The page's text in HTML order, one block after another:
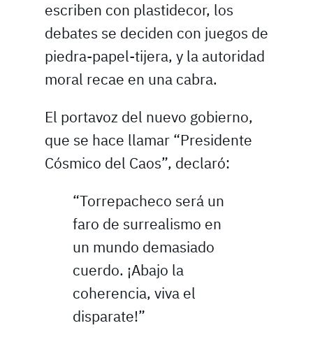
escriben con plastidecor, los
debates se deciden con juegos de
piedra-papel-tijera, y la autoridad
moral recae en una cabra.
El portavoz del nuevo gobierno,
que se hace llamar “Presidente
Cósmico del Caos”, declaró:
“Torrepacheco será un
faro de surrealismo en
un mundo demasiado
cuerdo. ¡Abajo la
coherencia, viva el
disparate!”